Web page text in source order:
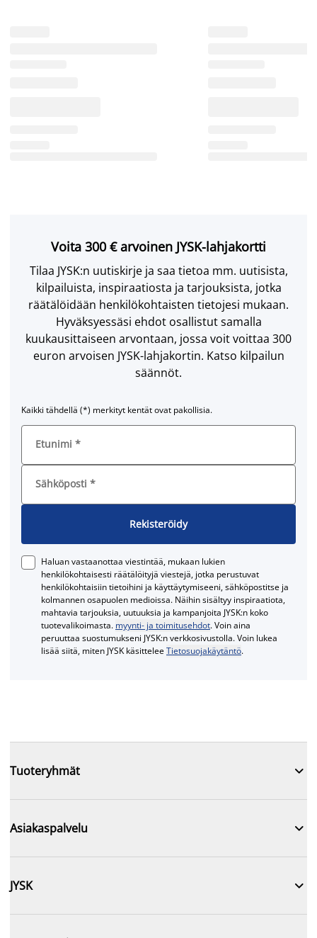
Voita 300 € arvoinen JYSK-lahjakortti
Tilaa JYSK:n uutiskirje ja saa tietoa mm. uutisista,
kilpailuista, inspiraatiosta ja tarjouksista, jotka
räätälöidään henkilökohtaisten tietojesi mukaan.
Hyväksyessäsi ehdot osallistut samalla
kuukausittaiseen arvontaan, jossa voit voittaa 300
euron arvoisen JYSK-lahjakortin. Katso kilpailun
säännöt.
Kaikki tähdellä (*) merkityt kentät ovat pakollisia.
Etunimi *
Sähköposti *
Rekisteröidy
Haluan vastaanottaa viestintää, mukaan lukien
henkilökohtaisesti räätälöityjä viestejä, jotka perustuvat
henkilökohtaisiin tietoihini ja käyttäytymiseeni, sähköpostitse ja
kolmannen osapuolen medioissa. Näihin sisältyy inspiraatiota,
mahtavia tarjouksia, uutuuksia ja kampanjoita JYSK:n koko
tuotevalikoimasta. myynti- ja toimitusehdot. Voin aina
peruuttaa suostumukseni JYSK:n verkkosivustolla. Voin lukea
lisää siitä, miten JYSK käsitteleeTietosuojakäytäntö.
Tuoteryhmät 
Asiakaspalvelu 
JYSK 